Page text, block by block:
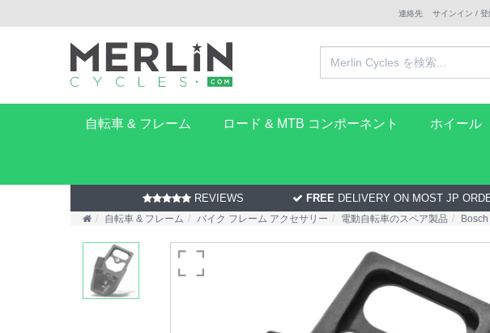
連絡先 サインイン / 登
自転車 & フレーム ロード & MTB コンポーネント ホイール
REVIEWS FREE DELIVERY ON MOST JP
自転車 & フレーム バイク フレーム アクセサリー 電動自転車のスペア製品